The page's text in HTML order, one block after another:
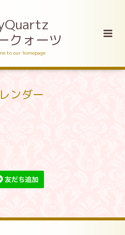
クォーツ
to our homepage
ンダー